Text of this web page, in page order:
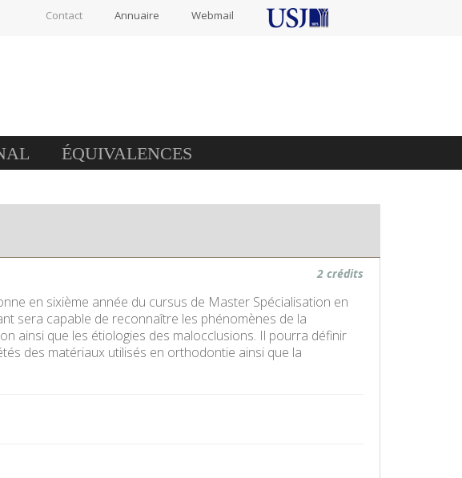
Contact Annuaire Webmail
ÉQUIVALENCES
2 crédits
en sixième année du cursus de Master Spécialisation en
sera capable de reconnaître les phénomènes de la
ainsi que les étiologies des malocclusions. Il pourra définir
des matériaux utilisés en orthodontie ainsi que la